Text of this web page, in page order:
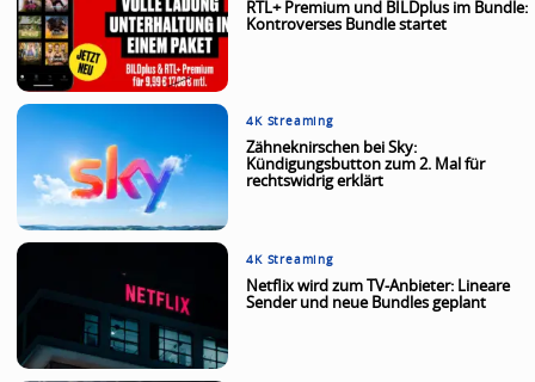
RTL+ Premium und BILDplus im Bundle:
Kontroverses Bundle startet
4K Streaming
Zähneknirschen bei Sky:
Kündigungsbutton zum 2. Mal für
rechtswidrig erklärt
4K Streaming
Netflix wird zum TV-Anbieter: Lineare
Sender und neue Bundles geplant